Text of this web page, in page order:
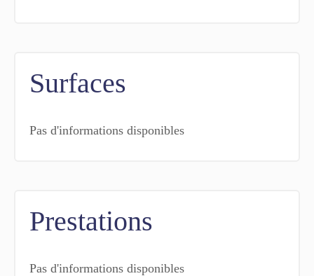
Surfaces
Pas d'informations disponibles
Prestations
Pas d'informations disponibles